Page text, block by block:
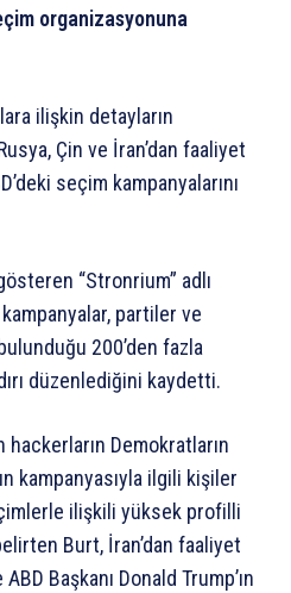
organizasyonuna
ilişkin detayların
Çin ve İran’dan faaliyet
seçim kampanyalarını
“Stronrium” adlı
partiler ve
200’den fazla
düzenlediğini kaydetti.
Demokratların
kampanyasıyla ilgili kişiler
ilişkili yüksek profilli
Burt, İran’dan faaliyet
Başkanı Donald Trump’ın